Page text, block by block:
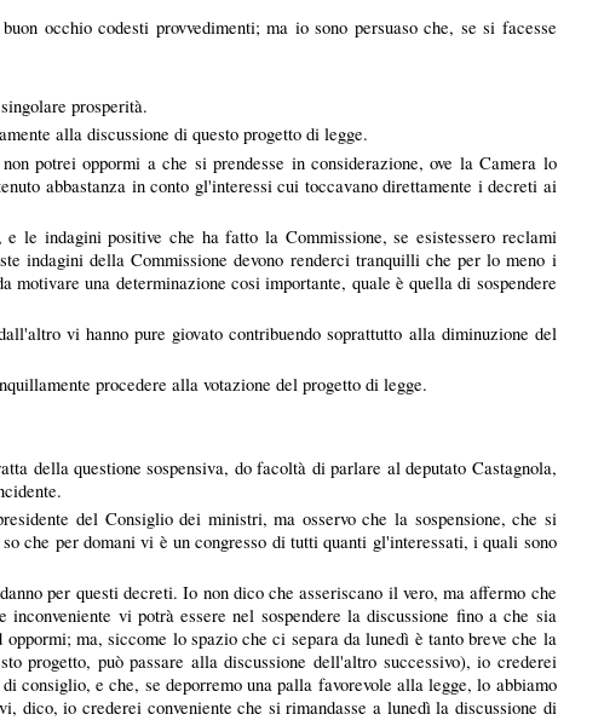
occhio codesti provvedimenti; ma io sono persuaso che, se si facesse
prosperità.
alla discussione di questo progetto di legge.
potrei oppormi a che si prendesse in considerazione, ove la Camera lo
abbastanza in conto gl'interessi cui toccavano direttamente i decreti ai
le indagini positive che ha fatto la Commissione, se esistessero reclami
indagini della Commissione devono renderci tranquilli che per lo meno i
una determinazione cosi importante, quale è quella di sospendere
vi hanno pure giovato contribuendo soprattutto alla diminuzione del
procedere alla votazione del progetto di legge.
della questione sospensiva, do facoltà di parlare al deputato Castagnola,
del Consiglio dei ministri, ma osservo che la sospensione, che si
che per domani vi è un congresso di tutti quanti gl'interessati, i quali sono
per questi decreti. Io non dico che asseriscano il vero, ma affermo che
vi potrà essere nel sospendere la discussione fino a che sia
ma, siccome lo spazio che ci separa da lunedì è tanto breve che la
progetto, può passare alla discussione dell'altro successivo), io crederei
consiglio, e che, se deporremo una palla favorevole alla legge, lo abbiamo
dico, io crederei conveniente che si rimandasse a lunedì la discussione di